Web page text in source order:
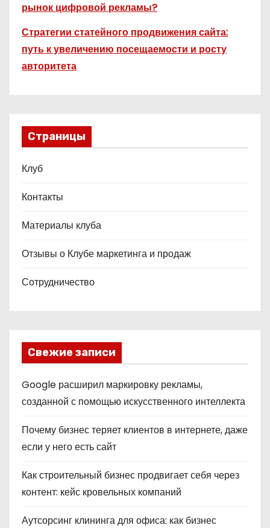
рынок цифровой рекламы?
Стратегии статейного продвижения сайта:
путь к увеличению посещаемости и росту
авторитета
Страницы
Клуб
Контакты
Материалы клуба
Отзывы о Клубе маркетинга и продаж
Сотрудничество
Свежие записи
Google расширил маркировку рекламы,
созданной с помощью искусственного интеллекта
Почему бизнес теряет клиентов в интернете, даже
если у него есть сайт
Как строительный бизнес продвигает себя через
контент: кейс кровельных компаний
Аутсорсинг клининга для офиса: как бизнес